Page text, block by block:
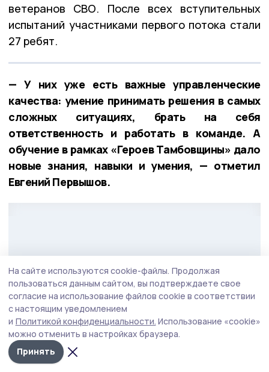
ветеранов СВО. После всех вступительных
испытаний участниками первого потока стали
27 ребят.
— У них уже есть важные управленческие
качества: умение принимать решения в самых
сложных ситуациях, брать на себя
ответственность и работать в команде. А
обучение в рамках «Героев Тамбовщины» дало
новые знания, навыки и умения, — отметил
Евгений Первышов.
На сайте используются cookie-файлы. Продолжая
пользоваться данным сайтом, вы подтверждаете свое
согласие на использование файлов cookie в соответствии
с настоящим уведомлением
и Политикой конфиденциальности. Использование «cookie»
можно отменить в настройках браузера.
Принять